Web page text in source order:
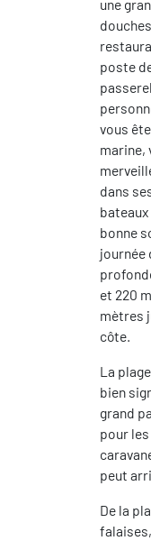
une
poste
vous
marine,
dans
bonne
journée
et 220
mètres
côte.
La
bien
grand
pour
peut
De la